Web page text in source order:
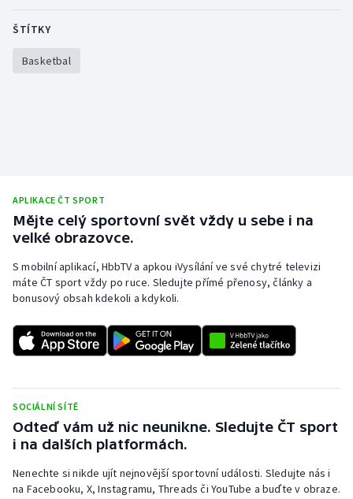
Olympijské hry
Parasport
Rychlobruslení
Short track
Sportovní střelba
Triatlon
Veslování
Vodní slalom
ŠTÍTKY
Basketbal
APLIKACE ČT SPORT
Mějte celý sportovní svět vždy u sebe i na
velké obrazovce.
S mobilní aplikací, HbbTV a apkou iVysílání ve své chytré televizi
máte ČT sport vždy po ruce. Sledujte přímé přenosy, články a
bonusový obsah kdekoli a kdykoli.
SOCIÁLNÍ SÍTĚ
Odteď vám už nic neunikne. Sledujte ČT sport
i na dalších platformách.
Nenechte si nikde ujít nejnovější sportovní události. Sledujte nás i
na Facebooku, X, Instagramu, Threads či YouTube a buďte v obraze.